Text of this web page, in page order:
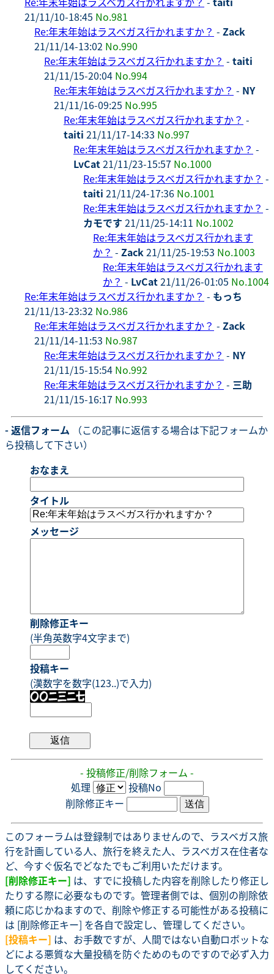
21/11/10-18:45 No.981
Re:年末年始はラスベガス行かれますか？ - Zack
21/11/14-13:02 No.990
Re:年末年始はラスベガス行かれますか？ - taiti
21/11/15-20:04 No.994
Re:年末年始はラスベガス行かれますか？ - NY
21/11/16-09:25 No.995
Re:年末年始はラスベガス行かれますか？ -
taiti 21/11/17-14:33 No.997
Re:年末年始はラスベガス行かれますか？ -
LvCat21/11/23-15:57 No.1000
Re:年末年始はラスベガス行かれますか？ -
taiti 21/11/24-17:36 No.1001
Re:年末年始はラスベガス行かれますか？ -
カモです 21/11/25-14:11 No.1002
Re:年末年始はラスベガス行かれます
か？ - Zack21/11/25-19:53 No.1003
Re:年末年始はラスベガス行かれます
か？ - LvCat21/11/26-01:05 No.1004
Re:年末年始はラスベガス行かれますか？ - もっち
21/11/13-23:32 No.986
Re:年末年始はラスベガス行かれますか？ - Zack
21/11/14-11:53 No.987
Re:年末年始はラスベガス行かれますか？ - NY
21/11/15-15:54 No.992
Re:年末年始はラスベガス行かれますか？ - 三助
21/11/15-16:17 No.993
- 返信フォーム （この記事に返信する場合は下記フォームか
ら投稿して下さい）
おなまえ
タイトル
メッセージ
削除修正キー
(半角英数字4文字まで)
投稿キー
(漢数字を数字(123..)で入力)
- 投稿修正/削除フォーム -
処理
投稿No
削除修正キー
このフォーラムは登録制ではありませんので、ラスベガス旅
行を計画している人、旅行を終えた人、ラスベガス在住者な
ど、今すぐ仮名でどなたでもご利用いただけます。
[削除修正キー] は、すでに投稿した内容を削除したり修正し
たりする際に必要なものです。管理者側では、個別の削除依
頼に応じかねますので、削除や修正する可能性がある投稿に
は [削除修正キー] を各自で設定し、管理してください。
[投稿キー] は、お手数ですが、人間ではない自動ロボットな
どによる悪質な大量投稿を防ぐためのものですので必ず入力
してください。